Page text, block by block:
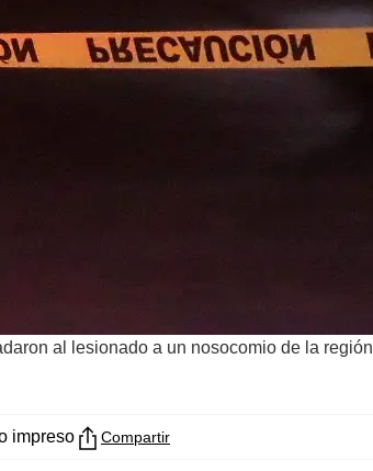
al lesionado a un nosocomio de la región
impreso Compartir